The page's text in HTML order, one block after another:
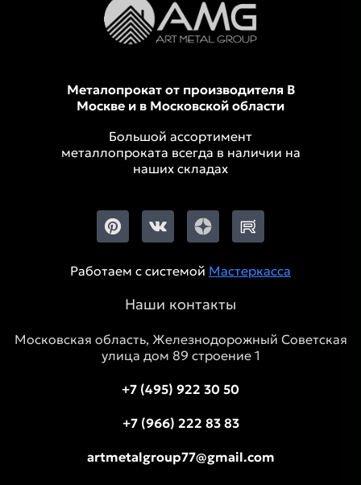
Металопрокат от производителя В
Москве и в Московской области
Большой ассортимент
металлопроката всегда в наличии на
наших складах
Работаем с системой Мастеркасса
Наши контакты
Московская область, Железнодорожный Советская
улица дом 89 строение 1
+7 (495) 922 30 50
+7 (966) 222 83 83
artmetalgroup77@gmail.com